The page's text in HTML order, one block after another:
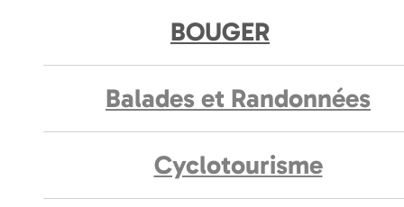
BOUGER
Balades et Randonnées
Cyclotourisme